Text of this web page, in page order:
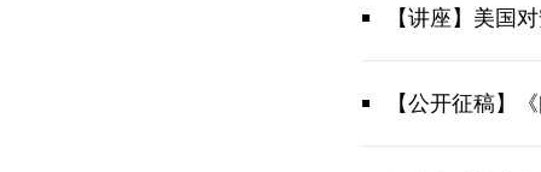
【讲座】美国
【公开征稿】